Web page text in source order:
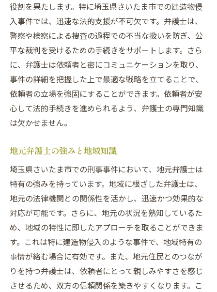
役割を果たします。特に埼玉県さいたま市での建造物侵
入事件では、迅速な法的支援が不可欠です。弁護士は、
警察や検察による捜査の過程での不当な扱いを防ぎ、公
平な裁判を受けるための手続きをサポートします。さら
に、弁護士は依頼者と密にコミュニケーションを取り、
事件の詳細を把握した上で最適な戦略を立てることで、
依頼者の立場を強固にすることができます。依頼者が安
心して法的手続きを進められるよう、弁護士の専門知識
は欠かせません。
地元弁護士の強みと地域知識
埼玉県さいたま市での刑事事件において、地元弁護士は
特有の強みを持っています。地域に根ざした弁護士は、
地元の法律機関との関係性を活かし、迅速かつ効果的な
対応が可能です。さらに、地元の状況を熟知しているた
め、地域の特性に即したアプローチを取ることができま
す。これは特に建造物侵入のような事件で、地域特有の
事情が絡む場合に有効です。また、地元住民とのつなが
りを持つ弁護士は、依頼者にとって親しみやすさを感じ
させるため、双方の信頼関係を築きやすくなります。こ